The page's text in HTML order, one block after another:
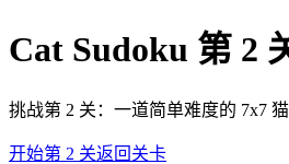
Cat Sudoku 第 2
挑战第 2 关：一道简单难度的 7x7
开始第 2 关返回关卡